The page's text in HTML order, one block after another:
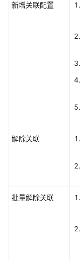
LTS
源
协
新增关联配置
解除关联
批量解除关联